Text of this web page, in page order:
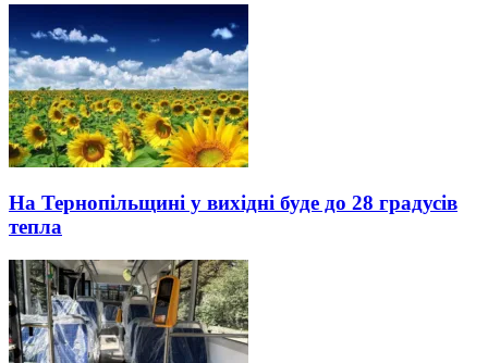
На Тернопільщині у вихідні буде до 28 градусів
тепла